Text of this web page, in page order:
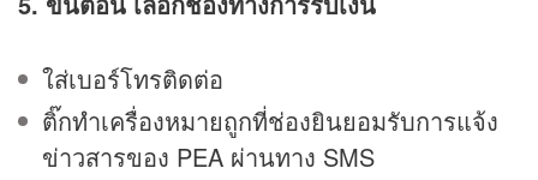
ใส่เบอร์โทรติดต่อ
ติ๊กทำเครื่องหมายถูกที่ช่องยินยอมรับการแจ้ง
ข่าวสารของ PEA ผ่านทาง SMS